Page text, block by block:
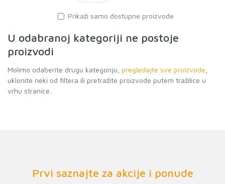
Prikaži samo dostupne proizvode
U odabranoj kategoriji ne postoje
proizvodi
Molimo odaberite drugu kategoriju, pregledajte sve proizvode
uklonite neki od filtera ili pretražite proizvode putem tražilice u
vrhu stranice.
Prvi saznajte za akcije i ponude